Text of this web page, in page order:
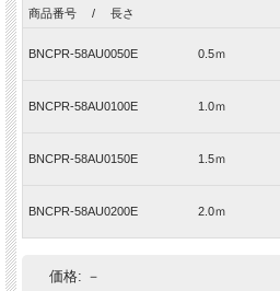
商品番号 / 長さ
BNCPR-58AU0050E 0.5ｍ
BNCPR-58AU0100E 1.0ｍ
BNCPR-58AU0150E 1.5ｍ
BNCPR-58AU0200E 2.0ｍ
価格: －